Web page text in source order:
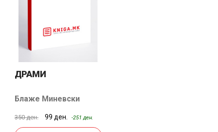
ДРАМИ
Блаже Миневски
350 ден. 99 ден. -251 ден.